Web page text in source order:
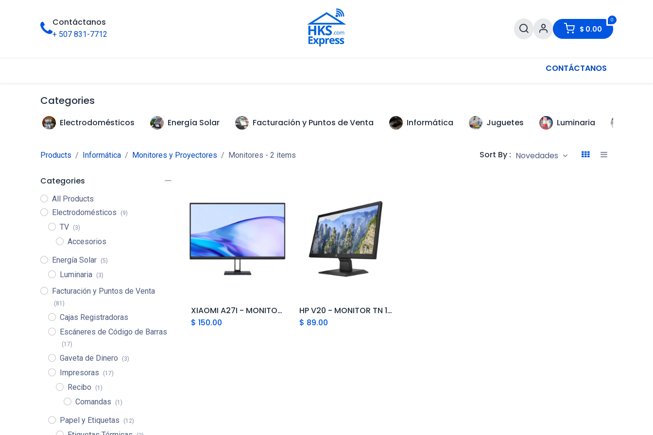
Contáctanos
+ 507 831-7712
0
$ 0.00
CONTÁCTANOS
Categories
Electrodomésticos Energía Solar Facturación y Puntos de Venta Informática Juguetes Luminaria
Products Informática Monitores y Proyectores Monitores - 2 items Sort By : Novedades
Categories
All Products
Electrodomésticos
(9)
TV (3)
Accesorios
Energía Solar
(5)
Luminaria (3)
Facturación y Puntos de Venta
(81)
Cajas Registradoras
Escáneres de Código de Barras
(17)
Gaveta de Dinero (3)
Impresoras (17)
Recibo (1)
Comandas (1)
Papel y Etiquetas (12)
Add to Cart
XIAOMI A27I - MONITOR 27" 100HZ FULLHD HDMI DP P27FBA-RAGL
$ 150.00
Add to Cart
HP V20 - MONITOR TN 19.5" 60Hz HD 1600x900 HDMI, VGA - MT019HPR02
$ 89.00